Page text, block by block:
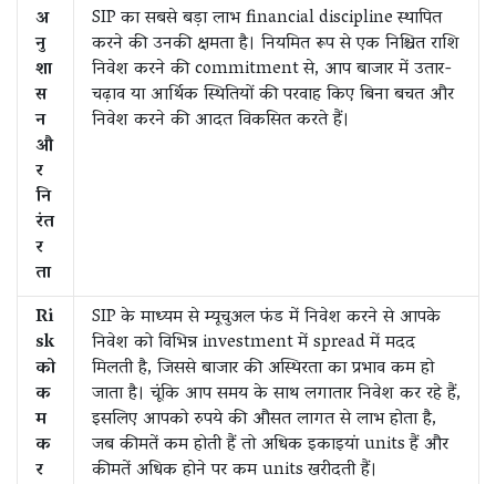
अ
नु
शा
स
न
औ
र
नि
रंत
र
ता
SIP का सबसे बड़ा लाभ financial discipline स्थापित
करने की उनकी क्षमता है। नियमित रूप से एक निश्चित राशि
निवेश करने की commitment से, आप बाजार में उतार-
चढ़ाव या आर्थिक स्थितियों की परवाह किए बिना बचत और
निवेश करने की आदत विकसित करते हैं।
Ri
sk
को
क
म
क
र
SIP के माध्यम से म्यूचुअल फंड में निवेश करने से आपके
निवेश को विभिन्न investment में spread में मदद
मिलती है, जिससे बाजार की अस्थिरता का प्रभाव कम हो
जाता है। चूंकि आप समय के साथ लगातार निवेश कर रहे हैं,
इसलिए आपको रुपये की औसत लागत से लाभ होता है,
जब कीमतें कम होती हैं तो अधिक इकाइयां units हैं और
कीमतें अधिक होने पर कम units खरीदती हैं।